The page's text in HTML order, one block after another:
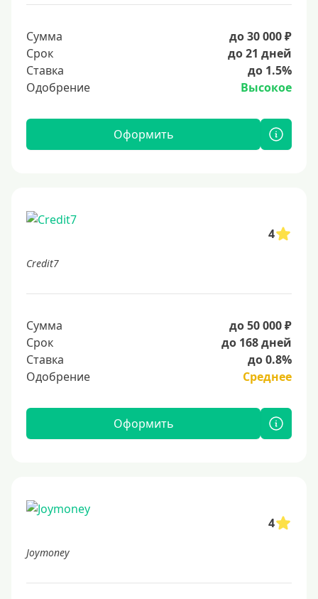
Сумма
до 30 000 ₽
Срок
до 21 дней
Ставка
до 1.5%
Одобрение
Высокое
Оформить
4
Credit7
Сумма
до 50 000 ₽
Срок
до 168 дней
Ставка
до 0.8%
Одобрение
Среднее
Оформить
4
Joymoney